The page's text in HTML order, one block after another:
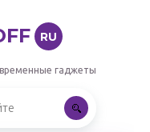
RU
гаджеты